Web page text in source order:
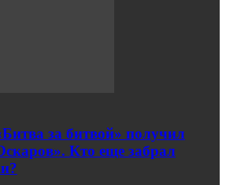
за битвой» получил
Кто еще забрал